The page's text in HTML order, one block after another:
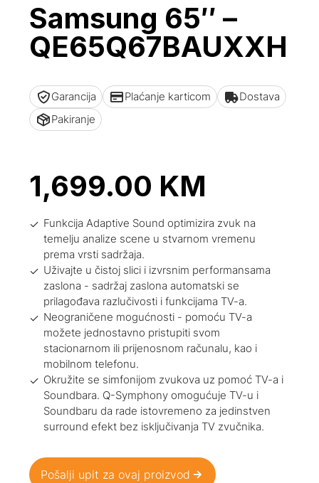
Samsung 65″ –
QE65Q67BAUXXH
Garancija Plaćanje karticom
Dostava
Pakiranje
1,699.00 KM
Funkcija Adaptive Sound optimizira zvuk na
temelju analize scene u stvarnom vremenu
prema vrsti sadržaja.
Uživajte u čistoj slici i izvrsnim performansama
zaslona - sadržaj zaslona automatski se
prilagođava razlučivosti i funkcijama TV-a.
Neograničene mogućnosti - pomoću TV-a
možete jednostavno pristupiti svom
stacionarnom ili prijenosnom računalu, kao i
mobilnom telefonu.
Okružite se simfonijom zvukova uz pomoć TV-a i
Soundbara. Q-Symphony omogućuje TV-u i
Soundbaru da rade istovremeno za jedinstven
surround efekt bez isključivanja TV zvučnika.
Pošalji upit za ovaj proizvod